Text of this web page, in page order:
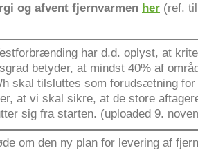
og afvent fjernvarmen her (ref.
har d.d. oplyst, at
betyder, at mindst 40% af
skal tilsluttes som forudsætning
at vi skal sikre, at de store
sig fra starten. (uploaded 9.
om den ny plan for levering af